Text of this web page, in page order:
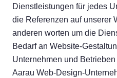
Dienstleistungen für jedes
die Referenzen auf unserer
anderen worten um die
Bedarf an Website-
Unternehmen und
Aarau Web-Design-